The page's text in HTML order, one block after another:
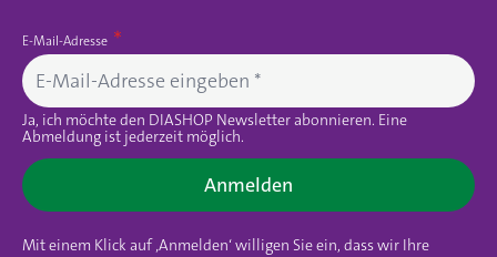
E-Mail-Adresse
Ja, ich möchte den DIASHOP Newsletter abonnieren. Eine
Abmeldung ist jederzeit möglich.
Anmelden
Mit einem Klick auf ‚Anmelden‘ willigen Sie ein, dass wir Ihre